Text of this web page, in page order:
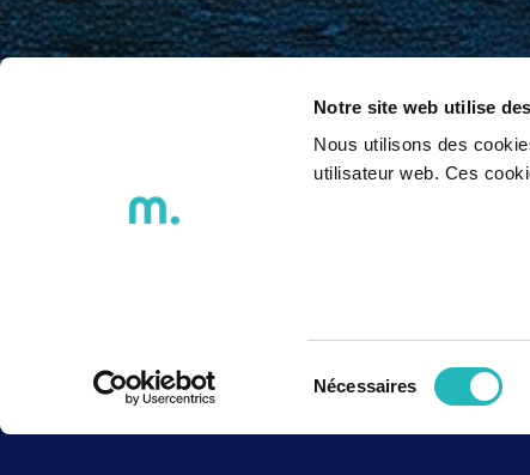
Notre site web utilise
Nous utilisons des
utilisateur web. Ces
Nécessaires